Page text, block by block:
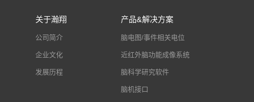
关于瀚翔
公司简介
企业文化
发展历程
产品&解决方案
脑电图/事件相关电位
近红外脑功能成像系统
脑科学研究软件
脑机接口